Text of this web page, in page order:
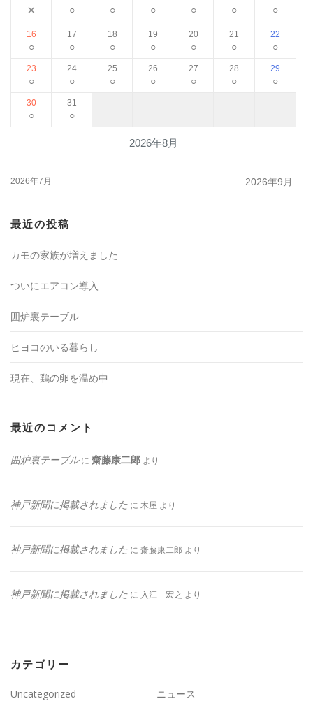
2026年8月
× ○ ○ ○ ○ ○ ○
16
○
17
○
18
○
19
○
20
○
21
○
22
○
23
○
24
○
25
○
26
○
27
○
28
○
29
○
30
○
31
○
2026年7月 2026年9月
最近の投稿
カモの家族が増えました
ついにエアコン導入
囲炉裏テーブル
ヒヨコのいる暮らし
現在、鶏の卵を温め中
最近のコメント
囲炉裏テーブルに 齋藤康二郎 より
神戸新聞に掲載されました に 木屋 より
神戸新聞に掲載されました に 齋藤康二郎 より
神戸新聞に掲載されました に 入江 宏之 より
カテゴリー
Uncategorized ニュース